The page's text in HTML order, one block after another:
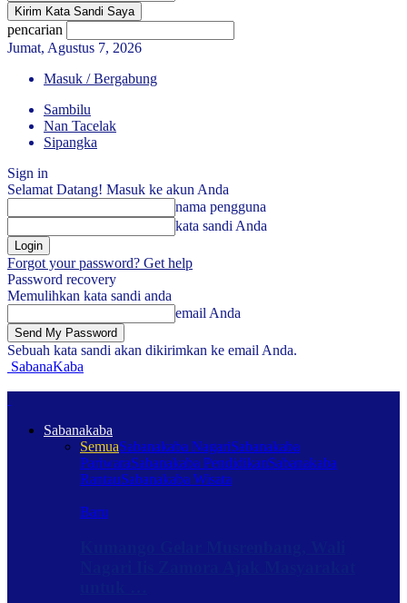
pencarian
Jumat, Agustus 7, 2026
Masuk / Bergabung
Sambilu
Nan Tacelak
Sipangka
Sign in
Selamat Datang! Masuk ke akun Anda
nama pengguna
kata sandi Anda
Forgot your password? Get help
Password recovery
Memulihkan kata sandi anda
email Anda
Sebuah kata sandi akan dikirimkan ke email Anda.
SabanaKaba
Sabanakaba
SemuaSabanakaba NagariSabanakaba
PariwaraSabanakaba PendidikanSabanakaba
RantauSabanakaba Wisata
Baru